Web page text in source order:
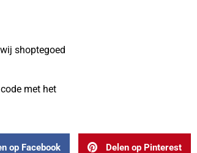
shoptegoed
met het
op Facebook Delen op Pinterest